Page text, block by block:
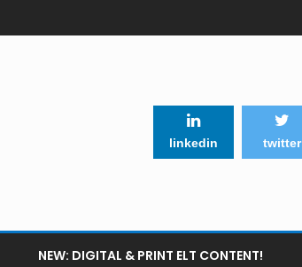
linkedin twitter
NEW: DIGITAL & PRINT ELT CONTENT!